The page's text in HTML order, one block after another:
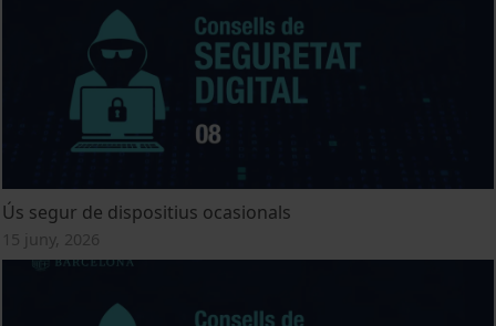
Ús segur de dispositius ocasionals
15 juny, 2026